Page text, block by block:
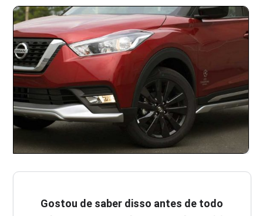
Gostou de saber disso antes de todo